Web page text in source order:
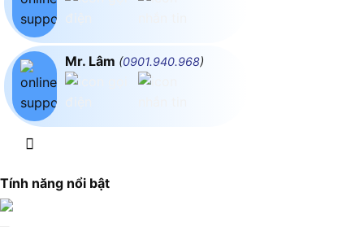
Mr. Lâm (0901.940.968)
Tính năng nổi bật